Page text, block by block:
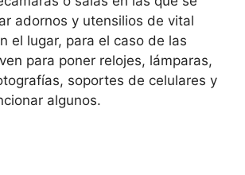
adornos y utensilios de vital
el lugar, para el caso de las
para poner relojes, lámparas,
soportes de celulares y
algunos.